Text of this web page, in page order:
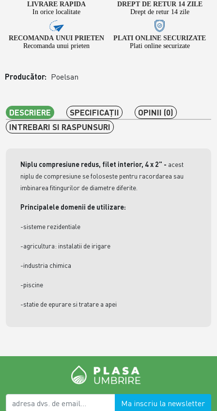
LIVRARE RAPIDA
In orice localitate
DREPT DE RETUR 14 ZILE
Drept de retur 14 zile
RECOMANDA UNUI PRIETEN
Recomanda unui prieten
PLATI ONLINE SECURIZATE
Plati online securizate
Producător: Poelsan
DESCRIERE SPECIFICAŢII
OPINII (0)
INTREBARI SI RASPUNSURI
Niplu compresiune redus, filet interior, 4 x 2" - acest
niplu de compresiune se foloseste pentru racordarea sau
imbinarea fitingurilor de diametre diferite.
Principalele domenii de utilizare:
-sisteme rezidentiale
-agricultura: instalatii de irigare
-industria chimica
-piscine
-statie de epurare si tratare a apei
Ma inscriu la newsletter